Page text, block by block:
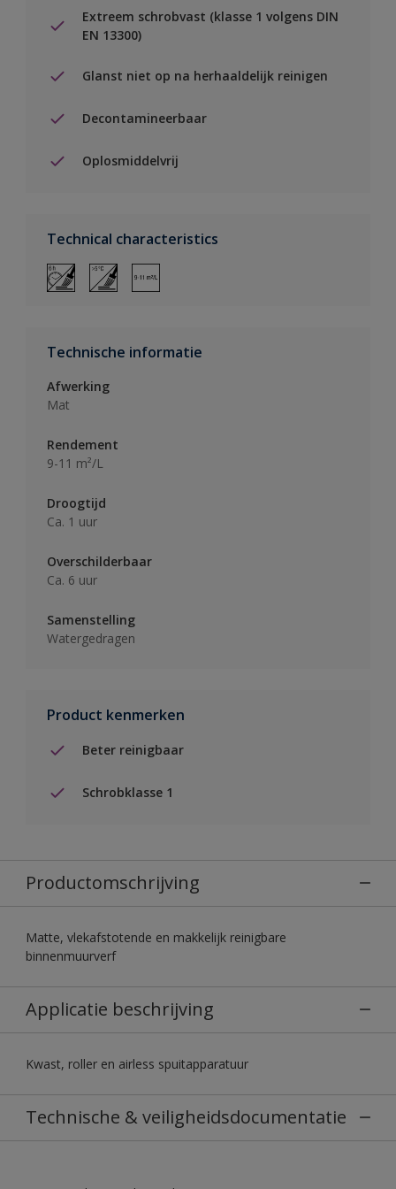
Extreem schrobvast (klasse 1 volgens DIN
EN 13300)
Glanst niet op na herhaaldelijk reinigen
Decontamineerbaar
Oplosmiddelvrij
Technical characteristics
Technische informatie
Afwerking
Mat
Rendement
9-11 m²/L
Droogtijd
Ca. 1 uur
Overschilderbaar
Ca. 6 uur
Samenstelling
Watergedragen
Product kenmerken
Beter reinigbaar
Schrobklasse 1
Productomschrijving
Matte, vlekafstotende en makkelijk reinigbare
binnenmuurverf
Applicatie beschrijving
Kwast, roller en airless spuitapparatuur
Technische & veiligheidsdocumentatie